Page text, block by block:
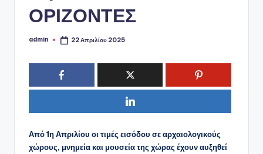
ΟΡΙΖΟΝΤΕΣ
Συγγραφέας:
admin 22 Απριλίου 2025
Από 1η Απριλίου οι τιμές εισόδου σε αρχαιολογικούς
χώρους, μνημεία και μουσεία της χώρας έχουν αυξηθεί